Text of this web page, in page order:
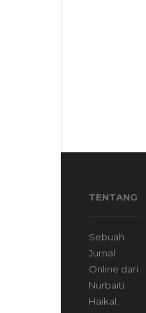
TENTANG
Sebuah
Jurnal
Online dari
Nurbaiti
Haikal.